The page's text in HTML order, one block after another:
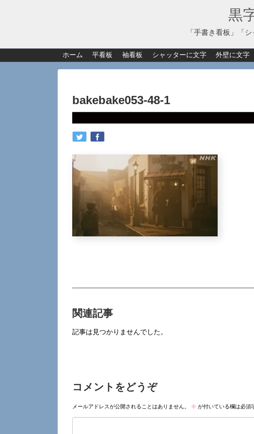
黒
「手書き看板」「
ホーム 平看板 袖看板 シャッターに文字 外壁に文字
bakebake053-48-1
関連記事
記事は見つかりませんでした。
コメントをどうぞ
メールアドレスが公開されることはありません。 ※ が付いている欄は必須